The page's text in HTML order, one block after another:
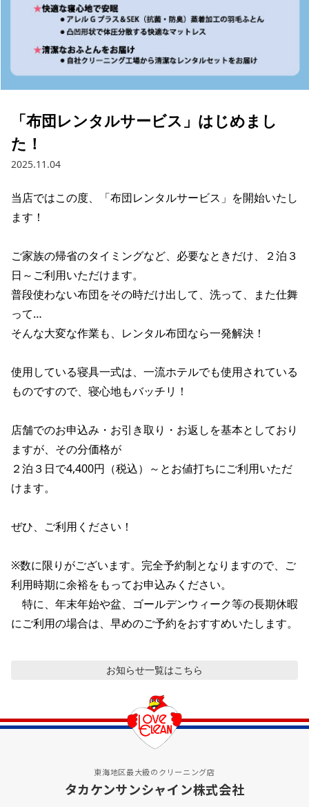
「布団レンタルサービス」はじめまし
た！
2025.11.04
当店ではこの度、「布団レンタルサービス」を開始いたし
ます！
ご家族の帰省のタイミングなど、必要なときだけ、２泊３
日～ご利用いただけます。
普段使わない布団をその時だけ出して、洗って、また仕舞
って…
そんな大変な作業も、レンタル布団なら一発解決！
使用している寝具一式は、一流ホテルでも使用されている
ものですので、寝心地もバッチリ！
店舗でのお申込み・お引き取り・お返しを基本としており
ますが、その分価格が
２泊３日で4,400円（税込）～とお値打ちにご利用いただ
けます。
ぜひ、ご利用ください！
※数に限りがございます。完全予約制となりますので、ご
利用時期に余裕をもってお申込みください。
特に、年末年始や盆、ゴールデンウィーク等の長期休暇
にご利用の場合は、早めのご予約をおすすめいたします。
お知らせ一覧はこちら
東海地区最大級のクリーニング店
タカケンサンシャイン株式会社